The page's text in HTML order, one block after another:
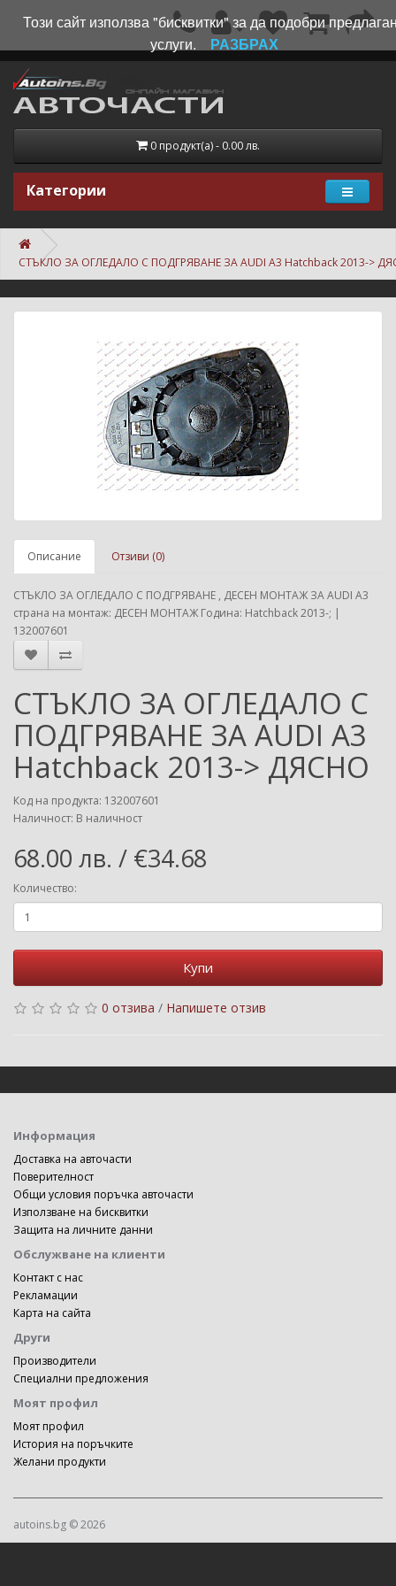
0 продукт(а) - 0.00 лв.
Категории
СТЪКЛО ЗА ОГЛЕДАЛО С ПОДГРЯВАНЕ ЗА AUDI A3 Hatchback 2013->
Описание Отзиви (0)
СТЪКЛО ЗА ОГЛЕДАЛО С ПОДГРЯВАНЕ , ДЕСЕН МОНТАЖ ЗА AUDI A3
страна на монтаж: ДЕСЕН МОНТАЖ Година: Hatchback 2013-; |
132007601
СТЪКЛО ЗА ОГЛЕДАЛО С
ПОДГРЯВАНЕ ЗА AUDI A3
Hatchback 2013-> ДЯСНО
Код на продукта: 132007601
Наличност: В наличност
68.00 лв. / €34.68
Количество:
Купи
0 отзива / Напишете отзив
Информация
Доставка на авточасти
Поверителност
Общи условия поръчка авточасти
Използване на бисквитки
Защита на личните данни
Обслужване на клиенти
Контакт с нас
Рекламации
Карта на сайта
Други
Производители
Специални предложения
Моят профил
Моят профил
История на поръчките
Желани продукти
autoins.bg © 2026
Този сайт използва "бисквитки" за да подобри
услуги.
РАЗБРАХ